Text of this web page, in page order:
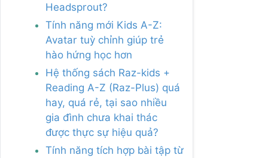
Headsprout?
Tính năng mới Kids A-Z:
Avatar tuỳ chỉnh giúp trẻ
hào hứng học hơn
Hệ thống sách Raz-kids +
Reading A-Z (Raz-Plus) quá
hay, quá rẻ, tại sao nhiều
gia đình chưa khai thác
được thực sự hiệu quả?
Tính năng tích hợp bài tập từ